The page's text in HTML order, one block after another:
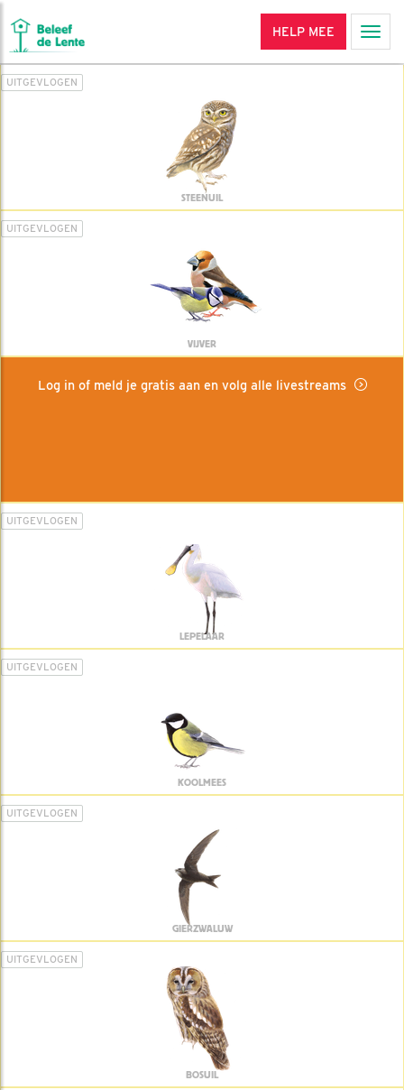
HELP MEE
UITGEVLOGEN
STEENUIL
UITGEVLOGEN
VIJVER
Log in of meld je gratis aan en volg alle livestreams
UITGEVLOGEN
LEPELAAR
UITGEVLOGEN
KOOLMEES
UITGEVLOGEN
GIERZWALUW
UITGEVLOGEN
BOSUIL